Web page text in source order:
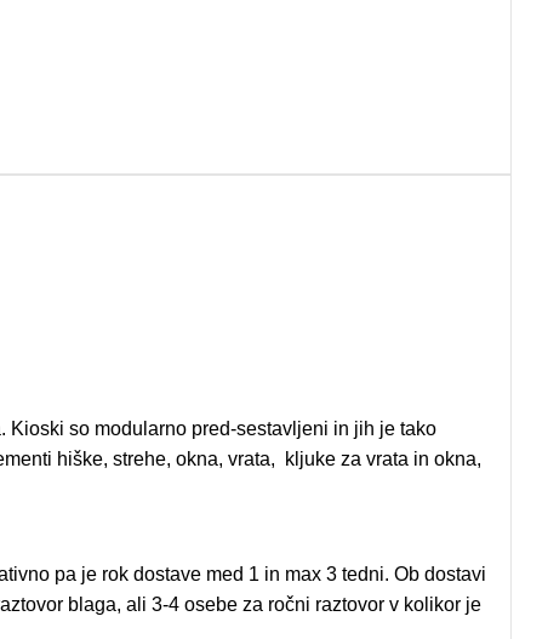
so modularno pred-sestavljeni in jih je tako
hiške, strehe, okna, vrata, kljuke za vrata in okna,
pa je rok dostave med 1 in max 3 tedni. Ob dostavi
blaga, ali 3-4 osebe za ročni raztovor v kolikor je